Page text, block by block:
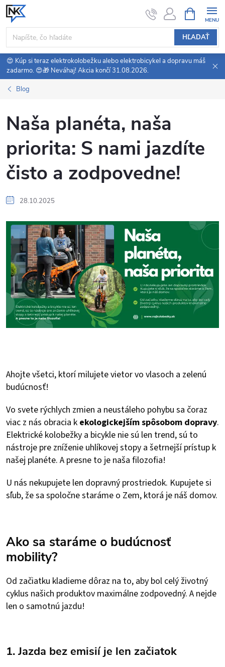
Prejsť
na
obsah
HĽADAŤ
KOŠÍK
😍 Kúp si teraz elektrokolobežku alebo elektrobicykel a dopravu máš
zadarmo. 😍🎁 Neváhaj! Akcia končí 31.08.2026.
Blog
Naša planéta, naša
priorita: S nami jazdíte
čisto a zodpovedne!
28.10.2025
Ahojte všetci, ktorí milujete vietor vo vlasoch a zelenú
budúcnosť!
Vo svete rýchlych zmien a neustáleho pohybu sa čoraz
viac z nás obracia k ekologickejším spôsobom dopravy.
Elektrické kolobežky a bicykle nie sú len trend, sú to
nástroje pre zníženie uhlíkovej stopy a šetrnejší prístup k
našej planéte. A presne to je naša filozofia!
U nás nekupujete len dopravný prostriedok. Kupujete si
sľub, že sa spoločne staráme o Zem, ktorá je náš domov.
Ako sa staráme o budúcnosť
mobility?
Od začiatku kladieme dôraz na to, aby bol celý životný
cyklus našich produktov maximálne zodpovedný. A nejde
len o samotnú jazdu!
1. Jazda bez emisií je len začiatok